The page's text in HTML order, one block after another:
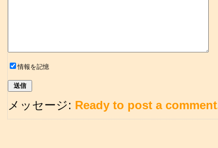
情報を記憶
メッセージ: Ready to post a